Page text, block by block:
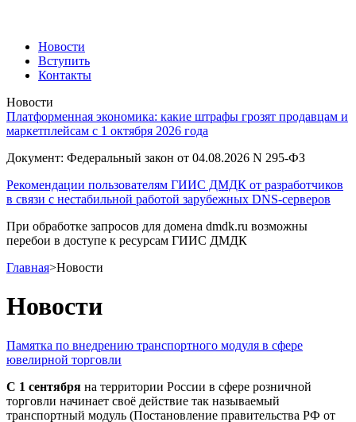
Новости
Вступить
Контакты
Новости
Платформенная экономика: какие штрафы грозят продавцам и
маркетплейсам с 1 октября 2026 года
Документ: Федеральный закон от 04.08.2026 N 295-ФЗ
Рекомендации пользователям ГИИС ДМДК от разработчиков
в связи с нестабильной работой зарубежных DNS-серверов
При обработке запросов для домена dmdk.ru возможны
перебои в доступе к ресурсам ГИИС ДМДК
Главная>Новости
Новости
Памятка по внедрению транспортного модуля в сфере
ювелирной торговли
С 1 сентября на территории России в сфере розничной
торговли начинает своё действие так называемый
транспортный модуль (Постановление правительства РФ от